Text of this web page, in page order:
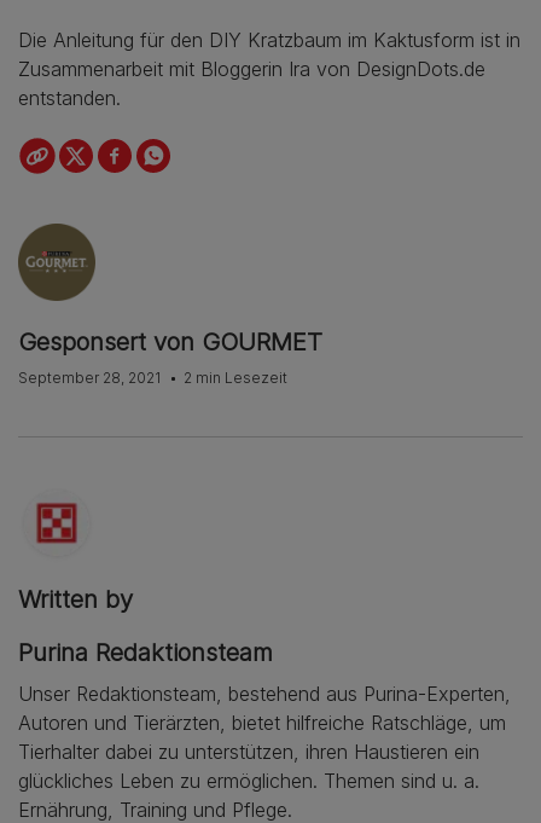
Die Anleitung für den DIY Kratzbaum im Kaktusform ist in
Zusammenarbeit mit Bloggerin Ira von DesignDots.de
entstanden.
Gesponsert von GOURMET
September 28, 2021 2 min Lesezeit
Written by
Purina Redaktionsteam
Unser Redaktionsteam, bestehend aus Purina-Experten,
Autoren und Tierärzten, bietet hilfreiche Ratschläge, um
Tierhalter dabei zu unterstützen, ihren Haustieren ein
glückliches Leben zu ermöglichen. Themen sind u. a.
Ernährung, Training und Pflege.